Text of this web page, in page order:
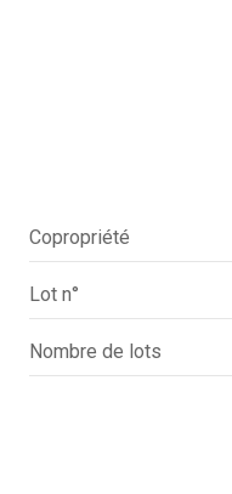
Copropriété
Lot n°
Nombre de lots